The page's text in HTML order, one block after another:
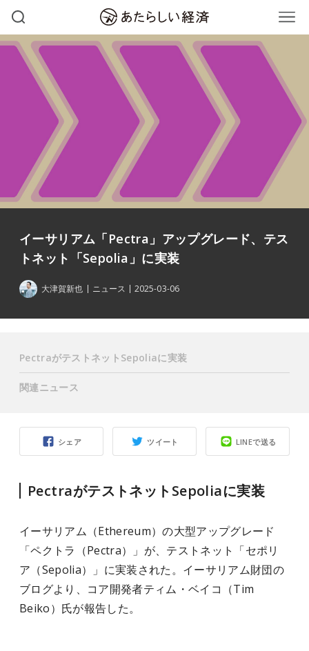
イーサリアム「Pectra」アップグレード、テス
トネット「Sepolia」に実装
大津賀新也 ニュース 2025-03-06
シェア ツイート LINEで送る
PectraがテストネットSepoliaに実装
イーサリアム（Ethereum）の大型アップグレード
「ペクトラ（Pectra）」が、テストネット「セポリ
ア（Sepolia）」に実装された。イーサリアム財団の
ブログより、コア開発者ティム・ベイコ（Tim
Beiko）氏が報告した。
PectraがテストネットSepoliaに実装
関連ニュース